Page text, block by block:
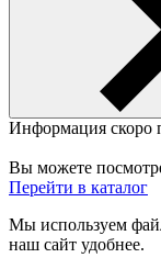
Информация скоро
Вы можете
Перейти в каталог
Мы используем
наш сайт удобнее.